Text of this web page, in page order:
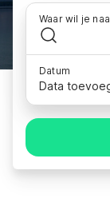
Waar wil je
Datum
Data